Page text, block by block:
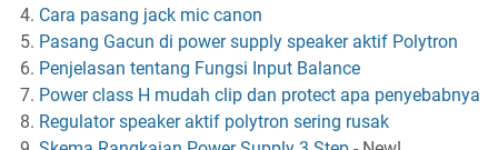
Cara pasang jack mic canon
Pasang Gacun di power supply speaker aktif Polytron
Penjelasan tentang Fungsi Input Balance
Power class H mudah clip dan protect apa penyebabnya
Regulator speaker aktif polytron sering rusak